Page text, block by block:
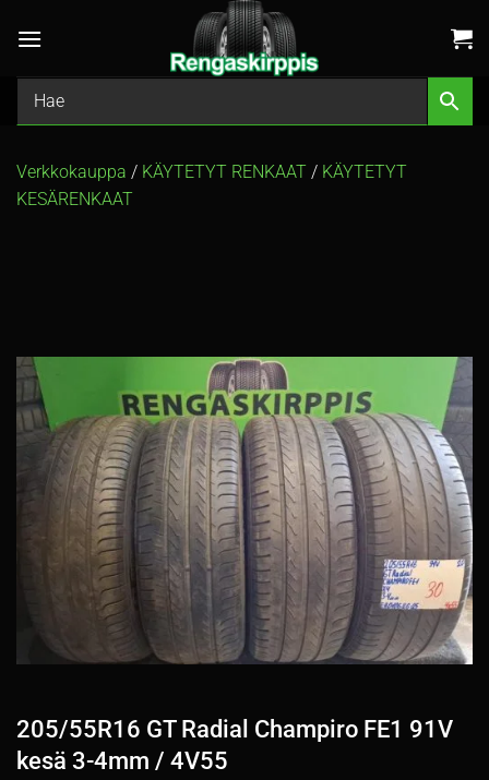
Verkkokauppa / KÄYTETYT RENKAAT / KÄYTETYT
KESÄRENKAAT
205/55R16 GT Radial Champiro FE1 91V
kesä 3-4mm / 4V55